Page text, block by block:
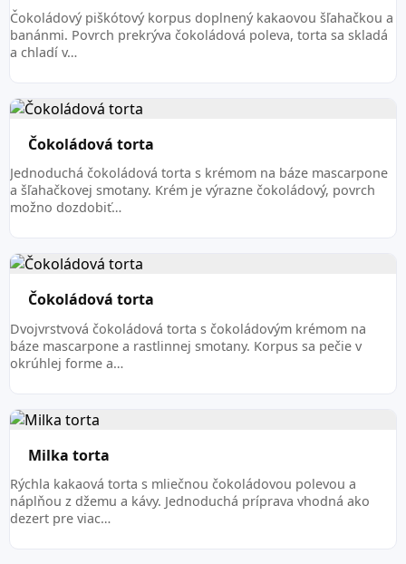
Čokoládový piškótový korpus doplnený kakaovou šľahačkou a
banánmi. Povrch prekrýva čokoládová poleva, torta sa skladá
a chladí v…
Čokoládová torta
Jednoduchá čokoládová torta s krémom na báze mascarpone
a šľahačkovej smotany. Krém je výrazne čokoládový, povrch
možno dozdobiť…
Čokoládová torta
Dvojvrstvová čokoládová torta s čokoládovým krémom na
báze mascarpone a rastlinnej smotany. Korpus sa pečie v
okrúhlej forme a…
Milka torta
Rýchla kakaová torta s mliečnou čokoládovou polevou a
náplňou z džemu a kávy. Jednoduchá príprava vhodná ako
dezert pre viac…